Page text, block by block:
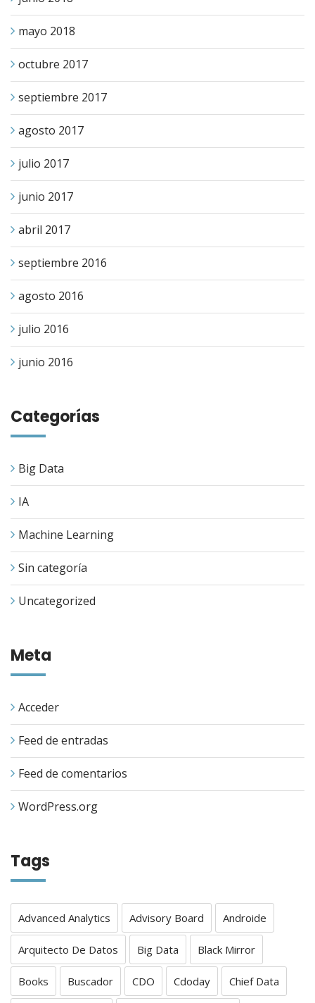
mayo 2018
octubre 2017
septiembre 2017
agosto 2017
julio 2017
junio 2017
abril 2017
septiembre 2016
agosto 2016
julio 2016
junio 2016
Categorías
Big Data
IA
Machine Learning
Sin categoría
Uncategorized
Meta
Acceder
Feed de entradas
Feed de comentarios
WordPress.org
Tags
Advanced Analytics Advisory Board Androide
Arquitecto De Datos Big Data Black Mirror
Books Buscador CDO Cdoday Chief Data